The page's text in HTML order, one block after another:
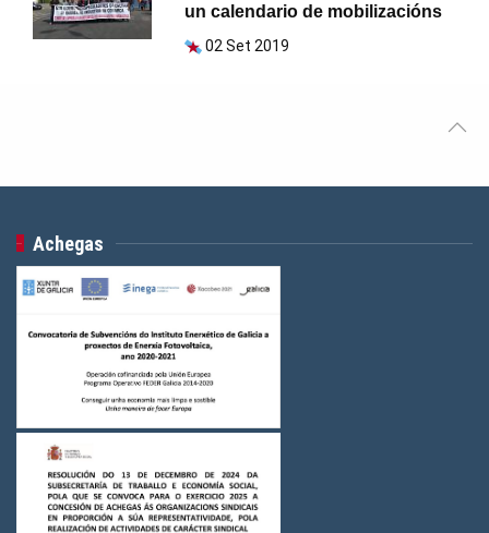
un calendario de mobilizacións
02 Set 2019
Achegas